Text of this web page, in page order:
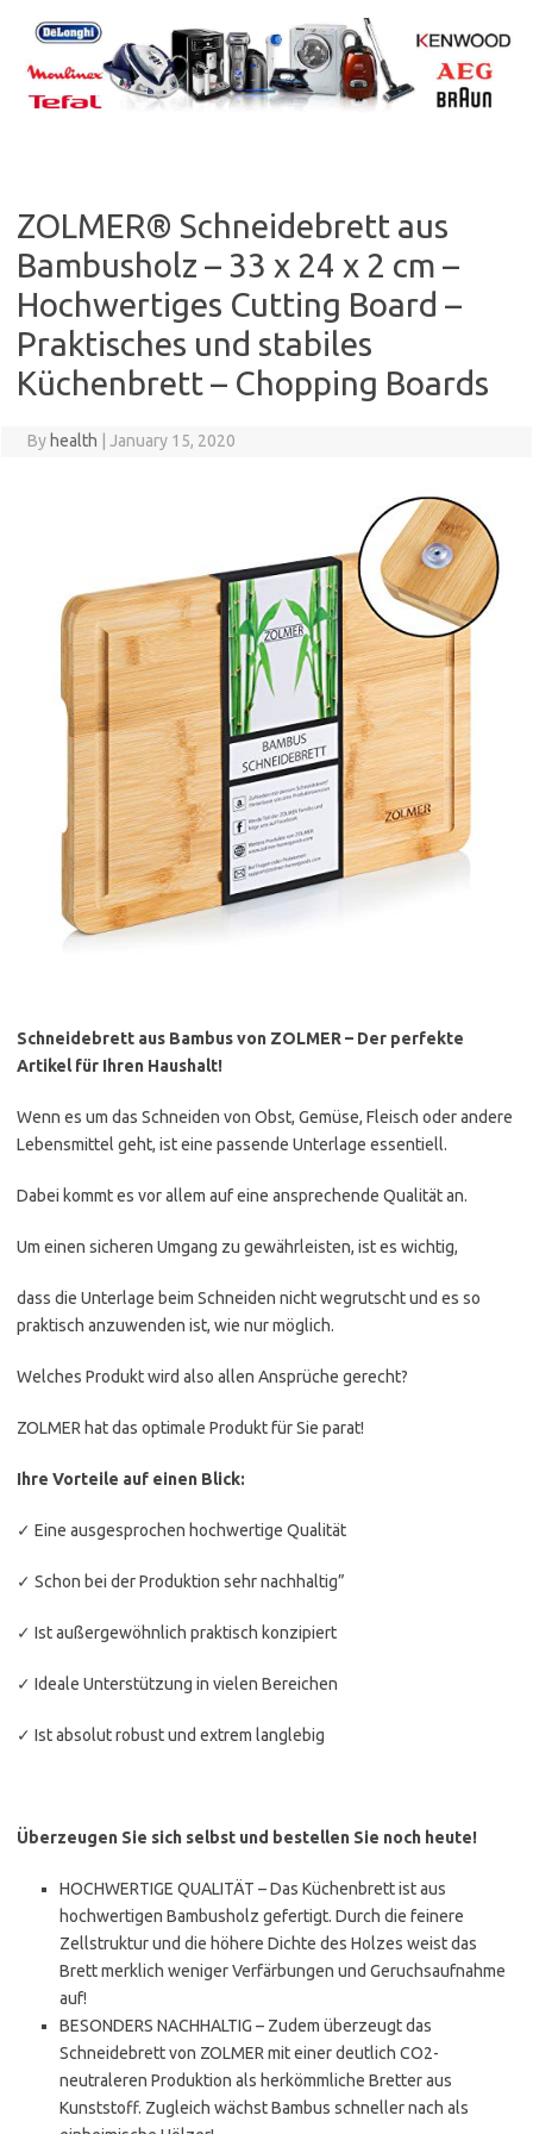
content
ZOLMER® Schneidebrett aus
Bambusholz – 33 x 24 x 2 cm –
Hochwertiges Cutting Board –
Praktisches und stabiles
Küchenbrett – Chopping Boards
By health January 15, 2020
Schneidebrett aus Bambus von ZOLMER – Der perfekte
Artikel für Ihren Haushalt!
Wenn es um das Schneiden von Obst, Gemüse, Fleisch oder andere
Lebensmittel geht, ist eine passende Unterlage essentiell.
Dabei kommt es vor allem auf eine ansprechende Qualität an.
Um einen sicheren Umgang zu gewährleisten, ist es wichtig,
dass die Unterlage beim Schneiden nicht wegrutscht und es so
praktisch anzuwenden ist, wie nur möglich.
Welches Produkt wird also allen Ansprüche gerecht?
ZOLMER hat das optimale Produkt für Sie parat!
Ihre Vorteile auf einen Blick:
✓ Eine ausgesprochen hochwertige Qualität
✓ Schon bei der Produktion sehr nachhaltig”
✓ Ist außergewöhnlich praktisch konzipiert
✓ Ideale Unterstützung in vielen Bereichen
✓ Ist absolut robust und extrem langlebig
Überzeugen Sie sich selbst und bestellen Sie noch heute!
HOCHWERTIGE QUALITÄT – Das Küchenbrett ist aus
hochwertigen Bambusholz gefertigt. Durch die feinere
Zellstruktur und die höhere Dichte des Holzes weist das
Brett merklich weniger Verfärbungen und Geruchsaufnahme
auf!
BESONDERS NACHHALTIG – Zudem überzeugt das
Schneidebrett von ZOLMER mit einer deutlich CO2-
neutraleren Produktion als herkömmliche Bretter aus
Kunststoff. Zugleich wächst Bambus schneller nach als